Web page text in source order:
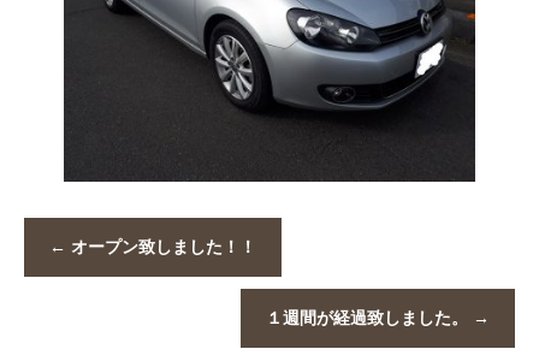
← オープン致しました！！
１週間が経過致しました。 →